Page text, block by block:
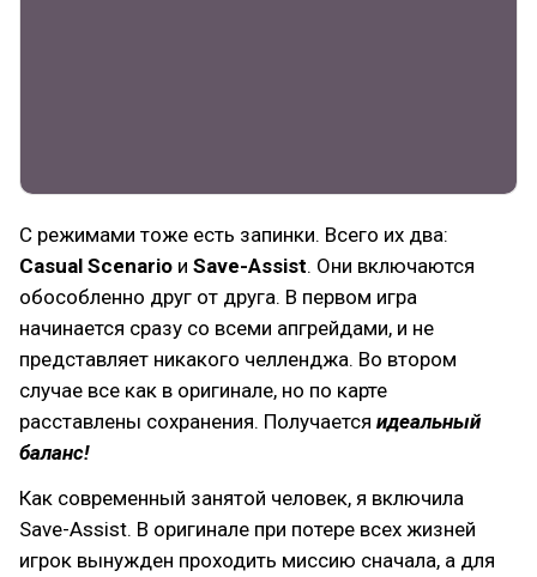
С режимами тоже есть запинки. Всего их два:
Casual Scenario и Save-Assist. Они включаются
обособленно друг от друга. В первом игра
начинается сразу со всеми апгрейдами, и не
представляет никакого челленджа. Во втором
случае все как в оригинале, но по карте
расставлены сохранения. Получается идеальный
баланс!
Как современный занятой человек, я включила
Save-Assist. В оригинале при потере всех жизней
игрок вынужден проходить миссию сначала, а для